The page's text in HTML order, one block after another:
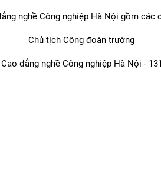
nghề Công nghiệp Hà Nội gồm các
Chủ tịch Công đoàn trường
đẳng nghề Công nghiệp Hà Nội -